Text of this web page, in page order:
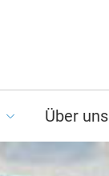
Über uns